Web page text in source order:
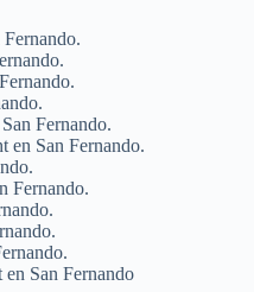
Fernando.
en San Fernando.
Fernando.
San Fernando